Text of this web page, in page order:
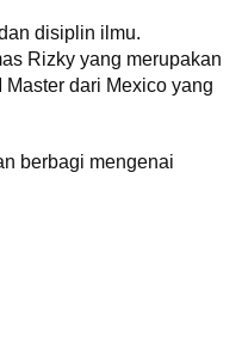
disiplin ilmu.
Rizky yang merupakan
dari Mexico yang
berbagi mengenai